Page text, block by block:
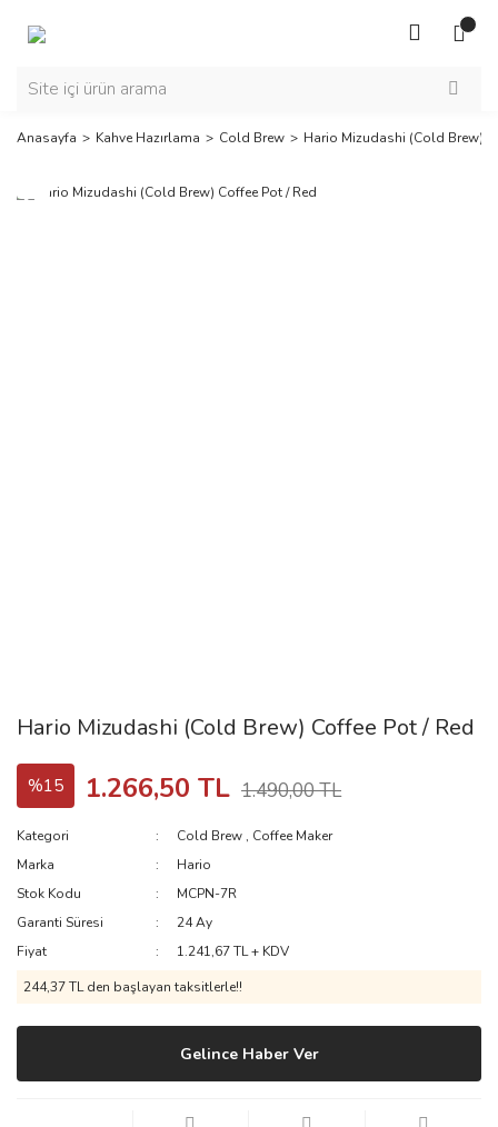
Anasayfa Kahve Hazırlama Cold Brew Hario Mizudashi (Cold Brew)
Hario Mizudashi (Cold Brew) Coffee Pot / Red
%15 1.266,50 TL 1.490,00 TL
Kategori Cold Brew , Coffee Maker
Marka
Hario
Stok Kodu
MCPN-7R
Garanti Süresi
24 Ay
Fiyat
1.241,67 TL + KDV
244,37 TL den başlayan taksitlerle!!
Gelince Haber Ver